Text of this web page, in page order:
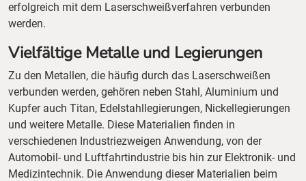
erfolgreich mit dem Laserschweißverfahren verbunden
werden.
Vielfältige Metalle und Legierungen
Zu den Metallen, die häufig durch das Laserschweißen
verbunden werden, gehören neben Stahl, Aluminium und
Kupfer auch Titan, Edelstahllegierungen, Nickellegierungen
und weitere Metalle. Diese Materialien finden in
verschiedenen Industriezweigen Anwendung, von der
Automobil- und Luftfahrtindustrie bis hin zur Elektronik- und
Medizintechnik. Die Anwendung dieser Materialien beim